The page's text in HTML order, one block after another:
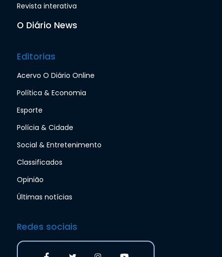
Revista interativa
O Diário News
Editorias
Acervo O Diário Online
Política & Economia
Esporte
Polícia & Cidade
Social & Entretenimento
Classificados
Opinião
Últimas notícias
Redes sociais